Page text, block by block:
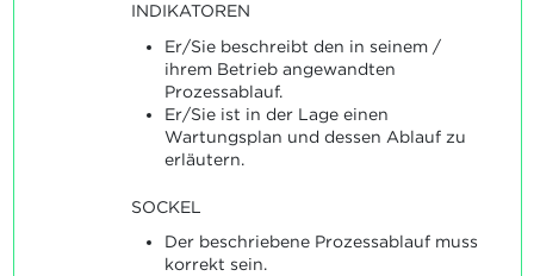
INDIKATOREN
Er/Sie beschreibt den in seinem /
ihrem Betrieb angewandten
Prozessablauf.
Er/Sie ist in der Lage einen
Wartungsplan und dessen Ablauf zu
erläutern.
SOCKEL
Der beschriebene Prozessablauf muss
korrekt sein.